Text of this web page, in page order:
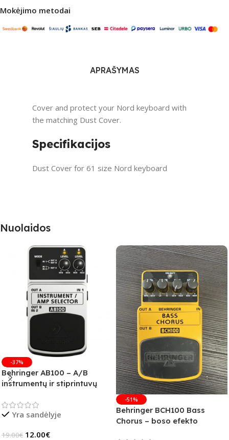
Mokėjimo metodai
APRAŠYMAS
Cover and protect your Nord keyboard with
the matching Dust Cover.
Specifikacijos
Dust Cover for 61 size Nord keyboard
Nuolaidos
-37%
Behringer AB100 – A/B
instrumentų ir stiprintuvų
Yra sandėlyje
19.00€ 12.00€
-51%
Behringer BCH100 Bass
Chorus – boso efekto